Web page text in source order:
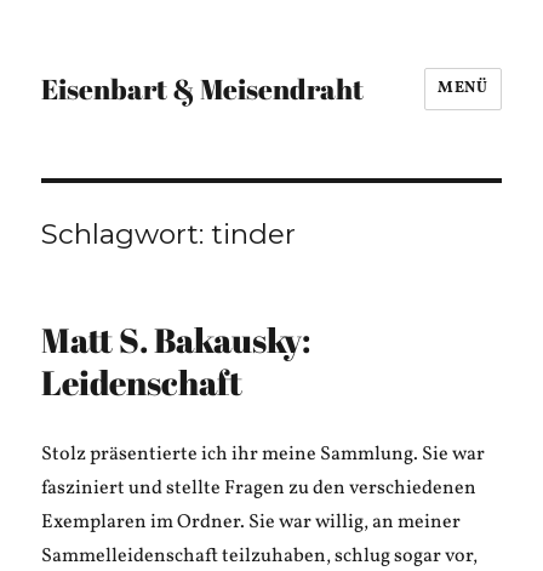
Eisenbart & Meisendraht MENÜ
Schlagwort:tinder
Matt S. Bakausky:
Leidenschaft
Stolz präsentierte ich ihr meine Sammlung. Sie war
fasziniert und stellte Fragen zu den verschiedenen
Exemplaren im Ordner. Sie war willig, an meiner
Sammelleidenschaft teilzuhaben, schlug sogar vor,